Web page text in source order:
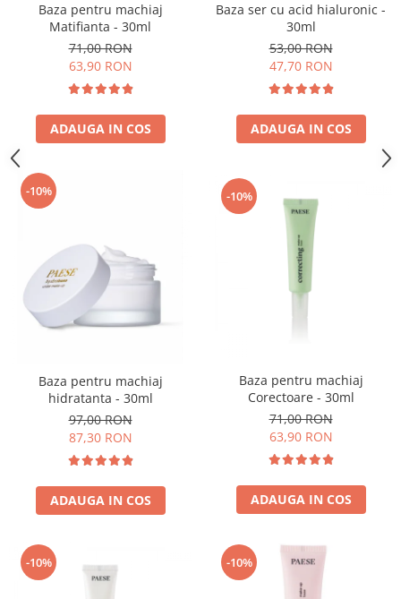
Baza pentru machiaj
Matifianta - 30ml
71,00 RON
63,90 RON
ADAUGA IN COS
Baza ser cu acid hialuronic -
30ml
53,00 RON
47,70 RON
ADAUGA IN COS
-10%
Baza pentru machiaj
hidratanta - 30ml
97,00 RON
87,30 RON
ADAUGA IN COS
-10%
Baza pentru machiaj
Corectoare - 30ml
71,00 RON
63,90 RON
ADAUGA IN COS
-10% -10%